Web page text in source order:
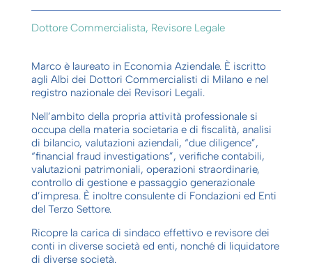
Dottore Commercialista, Revisore Legale
Marco è laureato in Economia Aziendale. È iscritto
agli Albi dei Dottori Commercialisti di Milano e nel
registro nazionale dei Revisori Legali.
Nell’ambito della propria attività professionale si
occupa della materia societaria e di fiscalità, analisi
di bilancio, valutazioni aziendali, “due diligence”,
“financial fraud investigations”, verifiche contabili,
valutazioni patrimoniali, operazioni straordinarie,
controllo di gestionee passaggio generazionale
d’impresa. È inoltre consulente di Fondazioni ed Enti
del Terzo Settore.
Ricopre la carica di sindaco effettivo erevisore dei
conti in diverse società ed enti, nonché di liquidatore
di diverse società.